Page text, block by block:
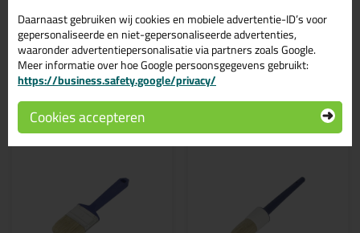
kit?
Gerelateerde producten
Daarnaast gebruiken wij cookies en mobiele advertentie-ID’s voor
gepersonaliseerde en niet-gepersonaliseerde advertenties,
waaronder advertentiepersonalisatie via partners zoals Google.
Meer informatie over hoe Google persoonsgegevens gebruikt:
https://business.safety.google/privacy/
Cookies accepteren